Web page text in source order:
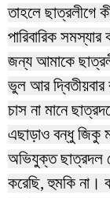
তাহলে ছাত্রলীগে
পারিবারিক
জন্য আমাকে
ভুল আর দ্বিতীয়বার
চাস না মানে
এছাড়াও বন্ধু জিকু
অভিযুক্ত ছাত্রদল
করেছি, হুমকি না।